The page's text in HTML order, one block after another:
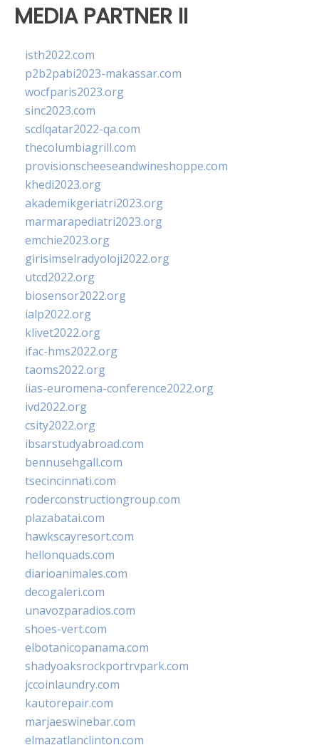
MEDIA PARTNER II
isth2022.com
p2b2pabi2023-makassar.com
wocfparis2023.org
sinc2023.com
scdlqatar2022-qa.com
thecolumbiagrill.com
provisionscheeseandwineshoppe.com
khedi2023.org
akademikgeriatri2023.org
marmarapediatri2023.org
emchie2023.org
girisimselradyoloji2022.org
utcd2022.org
biosensor2022.org
ialp2022.org
klivet2022.org
ifac-hms2022.org
taoms2022.org
iias-euromena-conference2022.org
ivd2022.org
csity2022.org
ibsarstudyabroad.com
bennusehgall.com
tsecincinnati.com
roderconstructiongroup.com
plazabatai.com
hawkscayresort.com
hellonquads.com
diarioanimales.com
decogaleri.com
unavozparadios.com
shoes-vert.com
elbotanicopanama.com
shadyoaksrockportrvpark.com
jccoinlaundry.com
kautorepair.com
marjaeswinebar.com
elmazatlanclinton.com